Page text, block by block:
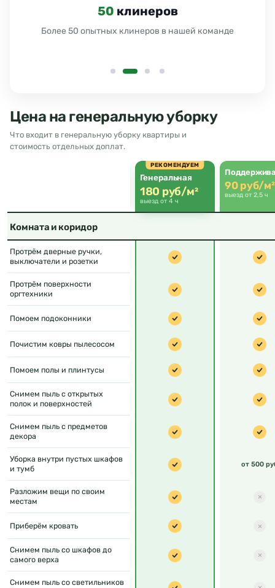
24часа
Работаем 24 часа без выходных и праздников
Цена на генеральную уборку
Что входит в генеральную уборку квартиры и
стоимость отдельных доплат.
РЕКОМЕНДУЕМ
Генеральная
180 руб/м²
выезд от 4 ч
90 руб/м²
выезд от 2,5 ч
Комната и коридор
Протрём дверные ручки,
выключатели и розетки
Протрём поверхности
оргтехники
Помоем подоконники
Почистим ковры пылесосом
Помоем полы и плинтусы
Снимем пыль с открытых
полок и поверхностей
Снимем пыль с предметов
декора
Уборка внутри пустых шкафов
и тумб
от 500
Разложим вещи по своим
местам
Приберём кровать
Снимем пыль со шкафов до
самого верха
Снимем пыль со светильников